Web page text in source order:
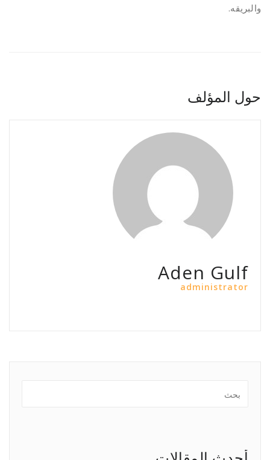
والبريقه.
حول المؤلف
Aden Gulf
administrator